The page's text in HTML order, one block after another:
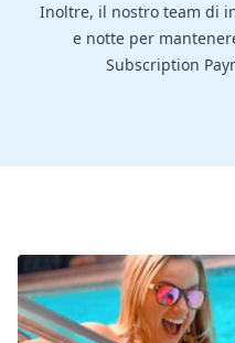
Inoltre, il nostro team di
e notte per
Subscription